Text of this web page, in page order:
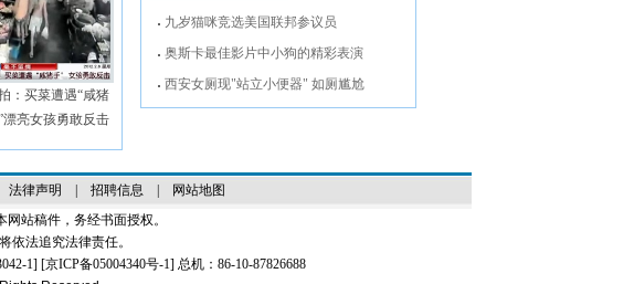
：买菜遭遇“咸猪
漂亮女孩勇敢反击
九岁猫咪竞选美国联邦参议员
奥斯卡最佳影片中小狗的精彩表演
西安女厕现"站立小便器" 如厕尴尬
法律声明 招聘信息
网站地图
站稿件，务经书面授权。
依法追究法律责任。
1] [京ICP备05004340号-1] 总机：86-10-87826688